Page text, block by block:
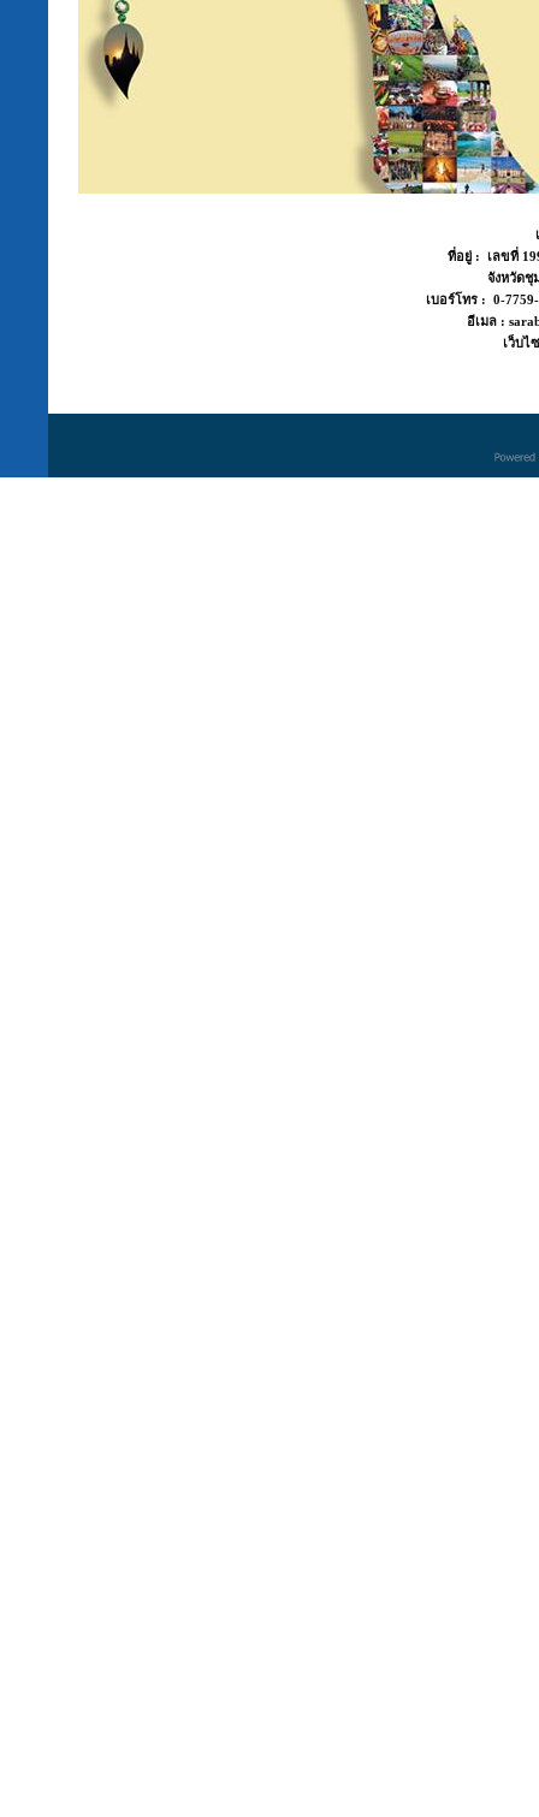
ที่อยู่ : เลขที่
จังหวัด
เบอร์โทร : 0-
อีเมล :
เว็บไ